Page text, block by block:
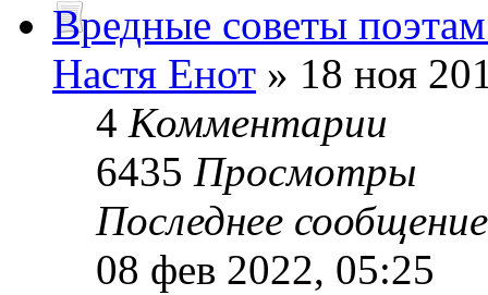
Вредные советы
Настя Енот » 18 ноя
4 Комментарии
6435 Просмотры
Последнее
08 фев 2022, 05:25